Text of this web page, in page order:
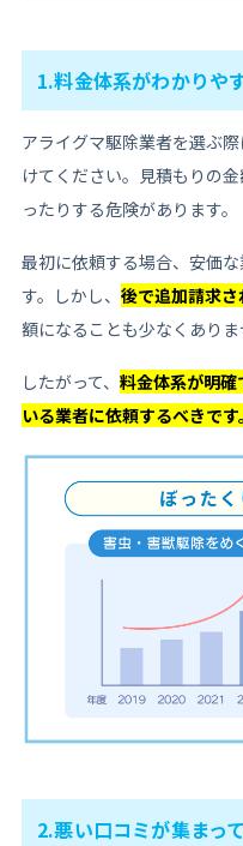
1.料金体系がわかりや
アライグマ駆除業者を選ぶ
けてください。見積もりの
ったりする危険があります。
最初に依頼する場合、安価
す。しかし、 後で追加請求
額になることも少なくありま
したがって、 料金体系が明確
いる業者に依頼するべきです。
2.悪い口コミが集まっ